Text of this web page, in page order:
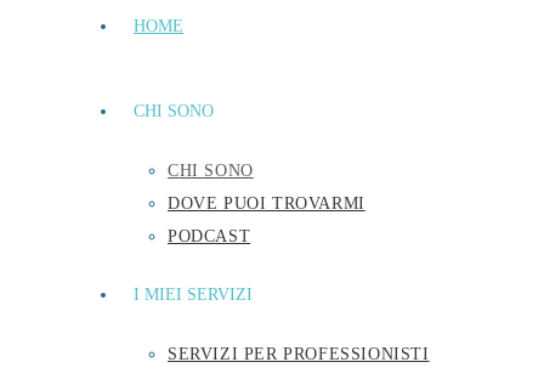
HOME
CHI SONO
CHI SONO
DOVE PUOI TROVARMI
PODCAST
I MIEI SERVIZI
SERVIZI PER PROFESSIONISTI